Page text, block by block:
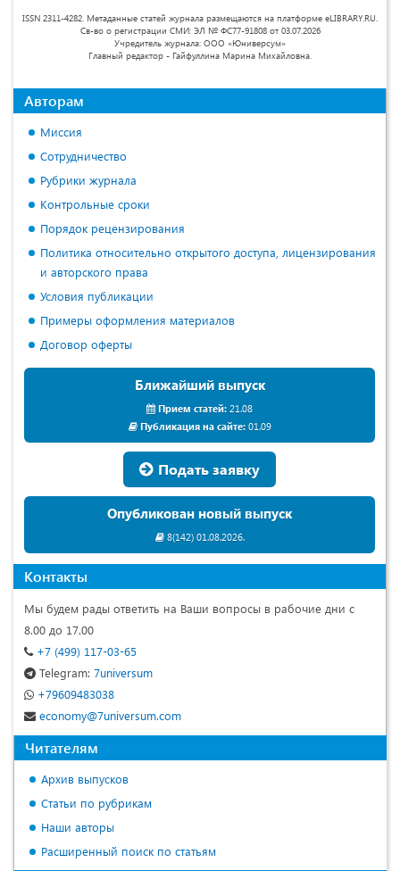
ISSN 2311-4282. Метаданные статей журнала размещаются на платформе eLIBRARY.RU.
Св-во о регистрации СМИ: ЭЛ № ФС77-91808 от 03.07.2026
Учредитель журнала: ООО «Юниверсум»
Главный редактор - Гайфуллина Марина Михайловна.
Авторам
Миссия
Сотрудничество
Рубрики журнала
Контрольные сроки
Порядок рецензирования
Политика относительно открытого доступа, лицензирования
и авторского права
Условия публикации
Примеры оформления материалов
Договор оферты
Ближайший выпуск
Прием статей: 21.08
Публикация на сайте:01.09
Подать заявку
Опубликован новый выпуск
8(142) 01.08.2026.
Контакты
Мы будем рады ответить на Ваши вопросы в рабочие дни с
8.00 до 17.00
+7 (499) 117-03-65
Telegram: 7universum
+79609483038
economy@7universum.com
Читателям
Архив выпусков
Статьи по рубрикам
Наши авторы
Расширенный поиск по статьям